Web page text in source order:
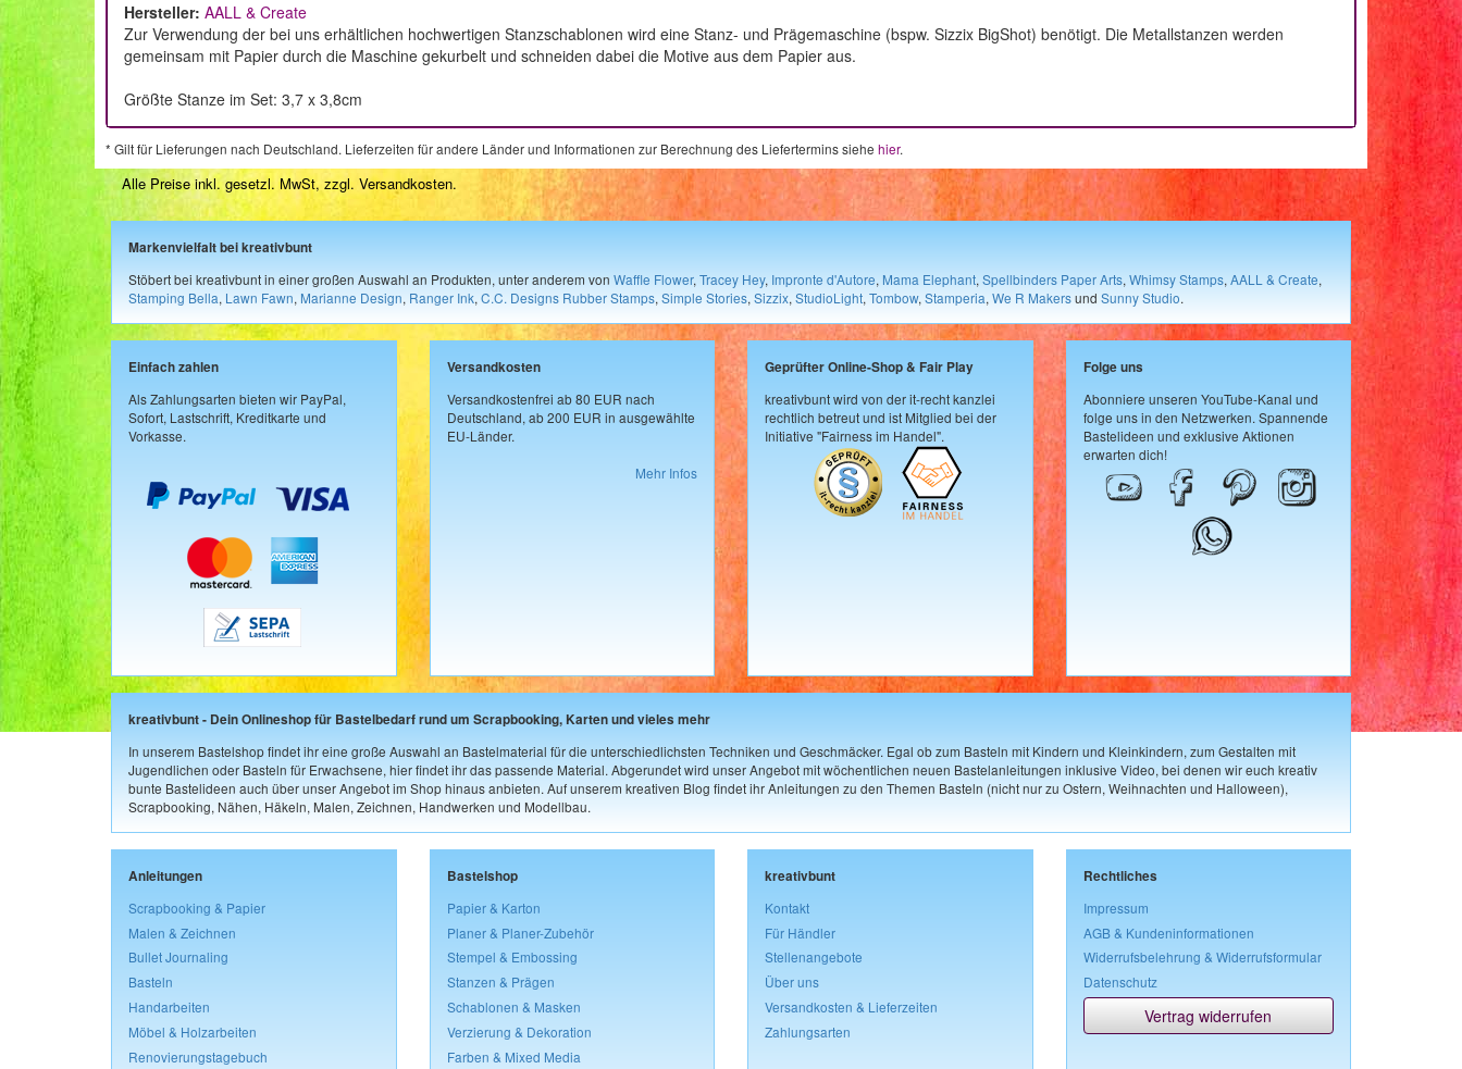
Hersteller: AALL & Create
Zur Verwendung der bei uns erhältlichen hochwertigen Stanzschablonen wird eine Stanz- und Prägemaschine (bspw. Sizzix BigShot) benötigt. Die Metallstanzen werden
gemeinsam mit Papier durch die Maschine gekurbelt und schneiden dabei die Motive aus dem Papier aus.
Größte Stanze im Set: 3,7 x 3,8cm
* Gilt für Lieferungen nach Deutschland. Lieferzeiten für andere Länder und Informationen zur Berechnung des Liefertermins siehe hier.
Alle Preise inkl. gesetzl. MwSt, zzgl. Versandkosten.
Markenvielfalt bei kreativbunt
Stöbert bei kreativbunt in einer großen Auswahl an Produkten, unter anderem von Waffle Flower, Tracey Hey, Impronte d'Autore, Mama Elephant, Spellbinders Paper Arts, Whimsy Stamps, AALL & Create,
Stamping Bella, Lawn Fawn, Marianne Design, Ranger Ink, C.C. Designs Rubber Stamps, Simple Stories, Sizzix, StudioLight, Tombow, Stamperia, We R Makersund Sunny Studio.
Einfach zahlen
Als Zahlungsarten bieten wir PayPal,
Sofort, Lastschrift, Kreditkarte und
Vorkasse.
Versandkosten
Versandkostenfrei ab 80 EUR nach
Deutschland, ab 200 EUR in ausgewählte
EU-Länder.
Mehr Infos
Geprüfter Online-Shop & Fair Play
kreativbunt wird von der it-recht kanzlei
rechtlich betreut und ist Mitglied bei der
Initiative "Fairness im Handel".
Folge uns
Abonniere unseren YouTube-Kanal und
folge uns in den Netzwerken. Spannende
Bastelideen und exklusive Aktionen
erwarten dich!
kreativbunt - Dein Onlineshop für Bastelbedarf rund um Scrapbooking, Karten und vieles mehr
In unserem Bastelshop findet ihr eine große Auswahl an Bastelmaterial für die unterschiedlichsten Techniken und Geschmäcker. Egal ob zum Basteln mit Kindern und Kleinkindern, zum Gestalten mit
Jugendlichen oder Basteln für Erwachsene, hier findet ihr das passende Material. Abgerundet wird unser Angebot mit wöchentlichen neuen Bastelanleitungen inklusive Video, bei denen wir euch kreativ
bunte Bastelideen auch über unser Angebot im Shop hinaus anbieten. Auf unserem kreativen Blog findet ihr Anleitungen zu den Themen Basteln (nicht nur zu Ostern, Weihnachten und Halloween),
Scrapbooking, Nähen, Häkeln, Malen, Zeichnen, Handwerken und Modellbau.
Anleitungen
Scrapbooking & Papier
Malen & Zeichnen
Bullet Journaling
Basteln
Handarbeiten
Möbel & Holzarbeiten
Renovierungstagebuch
Bastelshop
Papier & Karton
Planer & Planer-Zubehör
Stempel & Embossing
Stanzen & Prägen
Schablonen & Masken
Verzierung & Dekoration
Farben & Mixed Media
kreativbunt
Kontakt
Für Händler
Stellenangebote
Über uns
Versandkosten & Lieferzeiten
Zahlungsarten
Rechtliches
Impressum
AGB & Kundeninformationen
Widerrufsbelehrung & Widerrufsformular
Datenschutz
Vertrag widerrufen